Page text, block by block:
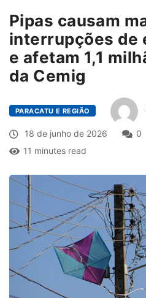
Pipas causam
interrupções de
e afetam 1,1
da Cemig
PARACATU E REGIÃO
18 de junho de 2026 0
11 minutes read